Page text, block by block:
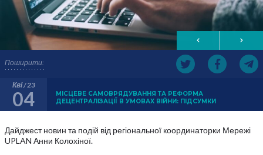
Поширити:
Кві / 23
04
МІСЦЕВЕ САМОВРЯДУВАННЯ ТА РЕФОРМА
ДЕЦЕНТРАЛІЗАЦІЇ В УМОВАХ ВІЙНИ: ПІДСУМКИ
Дайджест новин та подій від регіональної координаторки Мережі
UPLAN Анни Колохіної.